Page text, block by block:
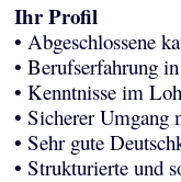
Ihr Profil
• Abgeschlossene
• Berufserfahrung
• Kenntnisse im
• Sicherer
• Sehr gute
• Strukturierte und